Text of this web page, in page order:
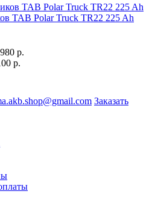
TAB Polar Truck TR22 225 Ah
980 р.
р.
Заказать